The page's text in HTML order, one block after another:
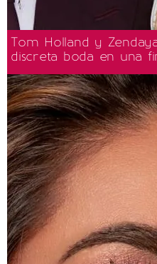
Tom Holland y
discreta boda en una